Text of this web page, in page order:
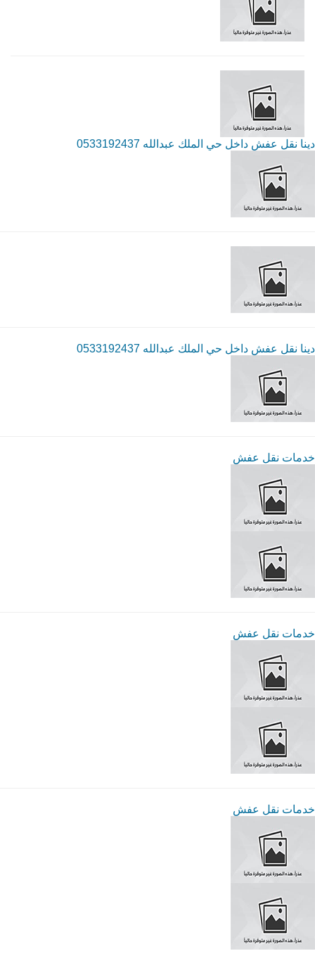
دينا نقل عفش داخل حي الملك عبدالله 0533192437
دينا نقل عفش داخل حي الملك عبدالله 0533192437
خدمات نقل عفش
خدمات نقل عفش
خدمات نقل عفش